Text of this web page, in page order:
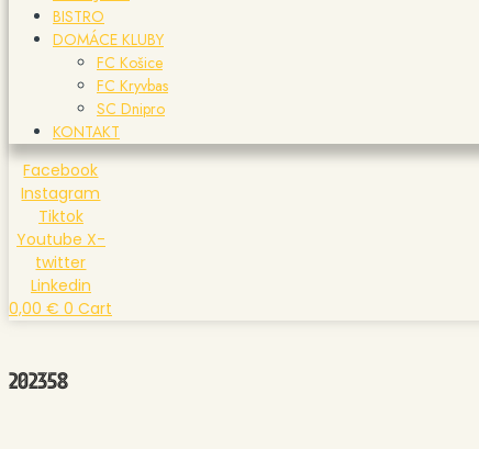
BISTRO
DOMÁCE KLUBY
FC Košice
FC Kryvbas
SC Dnipro
KONTAKT
Facebook
Instagram
Tiktok
Youtube X-
twitter
Linkedin
0,00 € 0 Cart
202358